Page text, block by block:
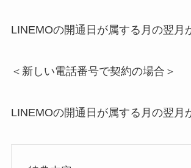
LINEMOの開通日が属する月の翌月
＜新しい電話番号で契約の場合＞
LINEMOの開通日が属する月の翌月